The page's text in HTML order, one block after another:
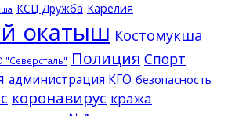
КСЦ Дружба Карелия
окатыш Костомукша
"Северсталь" Полиция Спорт
администрация КГО безопасность
коронавирус кража